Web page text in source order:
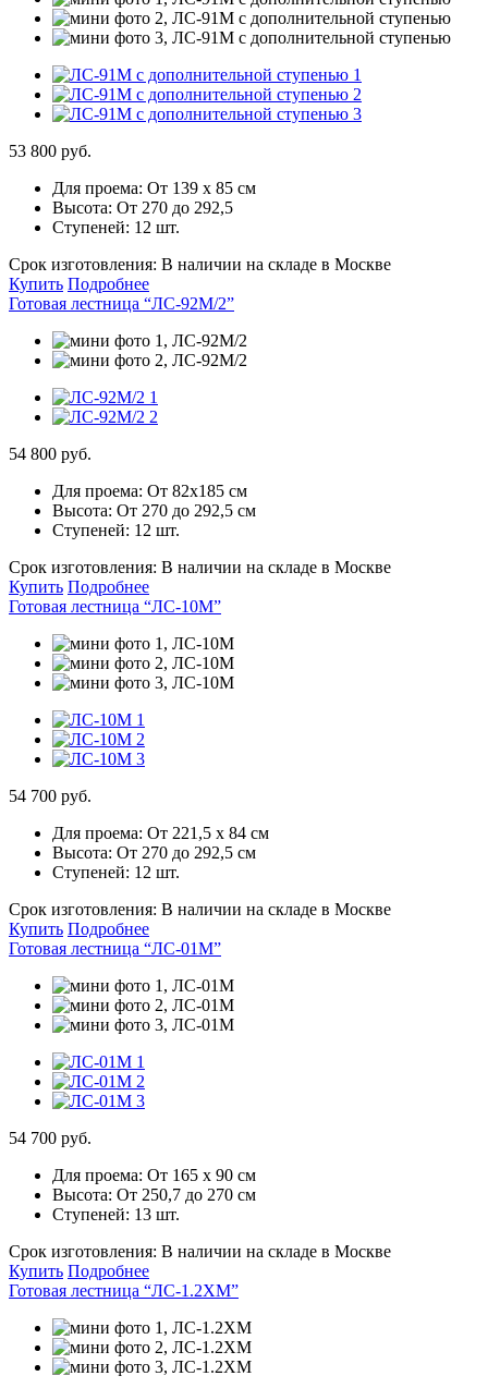
53 800 руб.
Для проема: От 139 х 85 см
Высота: От 270 до 292,5
Ступеней: 12 шт.
Срок изготовления: В наличии на складе в Москве
Купить Подробнее
Готовая лестница “ЛС-92М/2”
54 800 руб.
Для проема: От 82х185 см
Высота: От 270 до 292,5 см
Ступеней: 12 шт.
Срок изготовления: В наличии на складе в Москве
Купить Подробнее
Готовая лестница “ЛС-10М”
54 700 руб.
Для проема: От 221,5 х 84 см
Высота: От 270 до 292,5 см
Ступеней: 12 шт.
Срок изготовления: В наличии на складе в Москве
Купить Подробнее
Готовая лестница “ЛС-01М”
54 700 руб.
Для проема: От 165 х 90 см
Высота: От 250,7 до 270 см
Ступеней: 13 шт.
Срок изготовления: В наличии на складе в Москве
Купить Подробнее
Готовая лестница “ЛС-1.2ХМ”